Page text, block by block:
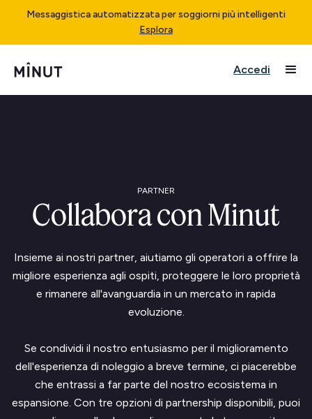
Messaggistica automatizzata per soggiorni più intelligenti
Esplora
Accedi
PARTNER
Collabora con Minut
Insieme ai nostri partner, aiutiamo gli operatori a offrire la
migliore esperienza agli ospiti, proteggere le loro proprietà
e rimanere all'avanguardia in un mercato in rapida
evoluzione.
Se condividi il nostro entusiasmo per il miglioramento
dell'esperienza di noleggio a breve termine, ci piacerebbe
che entrassi a far parte del nostro ecosistema in
espansione. Con tre opzioni di partnership disponibili, puoi